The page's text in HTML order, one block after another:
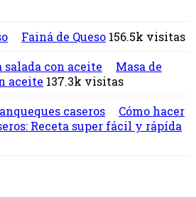
Fainá de Queso 156.5k visitas
Masa de
aceite 137.3k visitas
Cómo hacer
Receta super fácil y rápída